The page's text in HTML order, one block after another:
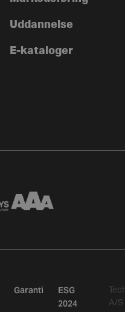
Uddannelse
E-kataloger
Garanti
ESG
2024
A/S